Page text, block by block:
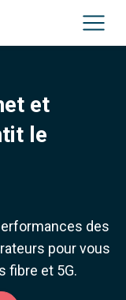
et
le
des
pour vous
fibre et 5G.